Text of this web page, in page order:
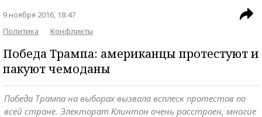
9 ноября 2016, 18:47
Политика
Конфликты
Победа Трампа: американцы протестуют и
пакуют чемоданы
Победа Трампа на выборах вызвала всплеск протестов по
всей стране. Электорат Клинтон очень расстроен, многие